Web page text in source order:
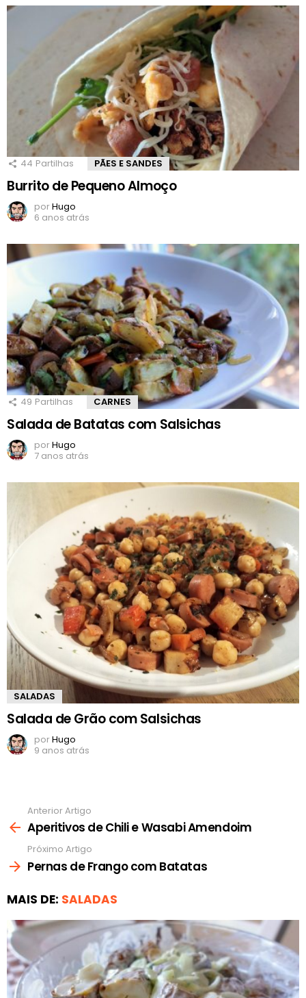
44 Partilhas PÃES E SANDES
Burrito de Pequeno Almoço
porHugo
6 anos atrás
49 Partilhas CARNES
Salada de Batatas com Salsichas
porHugo
7 anos atrás
SALADAS
Salada de Grão com Salsichas
porHugo
9 anos atrás
mais
Anterior Artigo
Aperitivos de Chili e Wasabi Amendoim
Próximo Artigo
Pernas de Frango com Batatas
MAIS DE: SALADAS